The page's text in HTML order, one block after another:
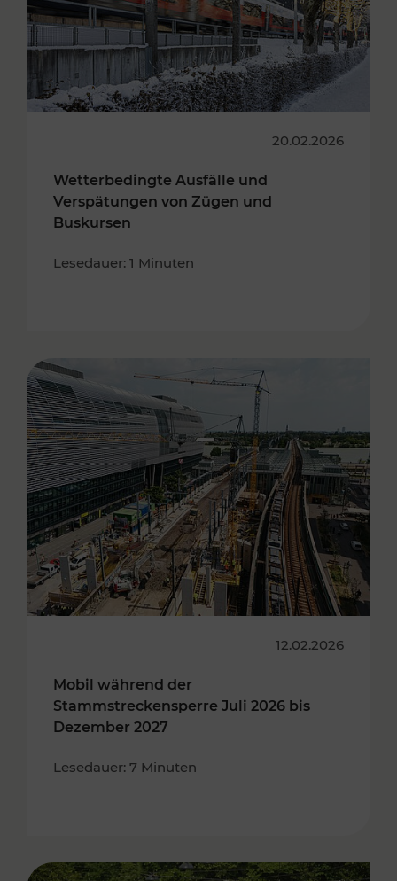
20.02.2026
Wetterbedingte Ausfälle und
Verspätungen von Zügen und
Buskursen
Lesedauer: 1 Minuten
12.02.2026
Mobil während der
Stammstreckensperre Juli 2026 bis
Dezember 2027
Lesedauer: 7 Minuten